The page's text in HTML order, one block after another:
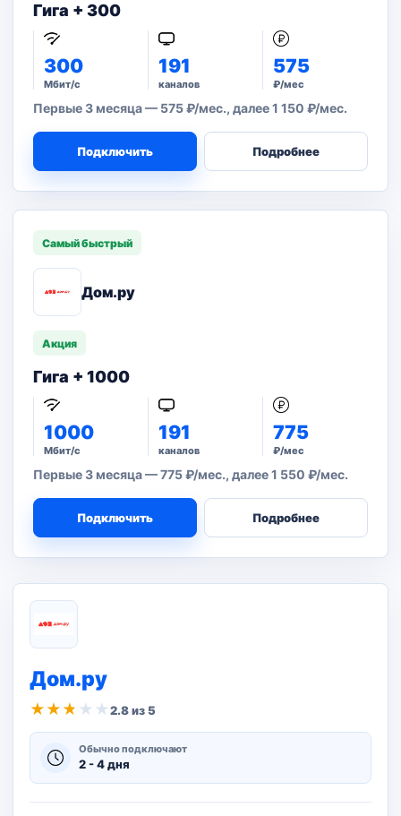
Гига + 300
300
Мбит/с
191
каналов
575
₽/мес
Первые 3 месяца — 575 ₽/мес., далее 1 150 ₽/мес.
Подключить Подробнее
Самый быстрый
Дом.ру
Акция
Гига + 1000
1000
Мбит/с
191
каналов
775
₽/мес
Первые 3 месяца — 775 ₽/мес., далее 1 550 ₽/мес.
Подключить Подробнее
Дом.ру
★ ★ ★ ★ ★2.8 из 5
Обычно подключают
2 - 4 дня